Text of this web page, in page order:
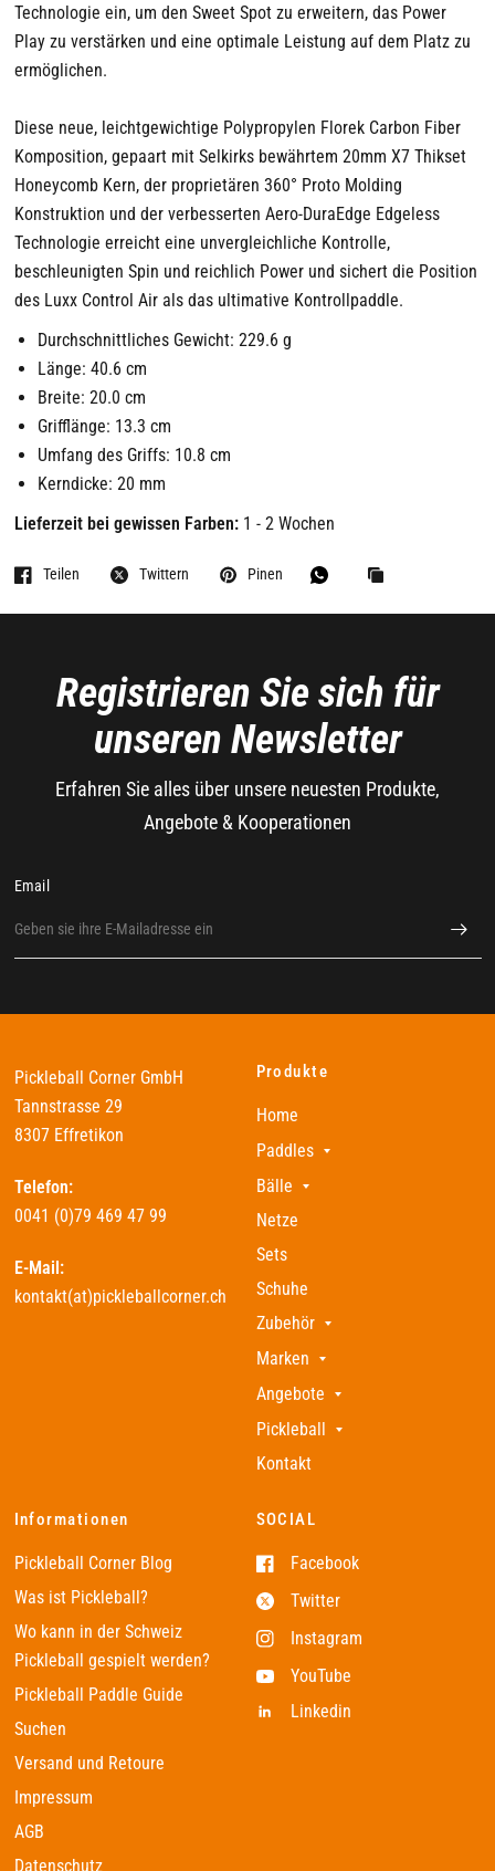
Technologie ein, um den Sweet Spot zu erweitern, das Power
Play zu verstärken und eine optimale Leistung auf dem Platz zu
ermöglichen.
Diese neue, leichtgewichtige Polypropylen Florek Carbon Fiber
Komposition, gepaart mit Selkirks bewährtem 20mm X7 Thikset
Honeycomb Kern, der proprietären 360° Proto Molding
Konstruktion und der verbesserten Aero-DuraEdge Edgeless
Technologie erreicht eine unvergleichliche Kontrolle,
beschleunigten Spin und reichlich Power und sichert die Position
des Luxx Control Air als das ultimative Kontrollpaddle.
Durchschnittliches Gewicht: 229.6 g
Länge: 40.6 cm
Breite: 20.0 cm
Grifflänge: 13.3 cm
Umfang des Griffs: 10.8 cm
Kerndicke: 20 mm
Lieferzeit bei gewissen Farben:1 - 2 Wochen
Teilen Twittern Pinen
Registrieren Sie sich für
unseren Newsletter
Erfahren Sie alles über unsere neuesten Produkte,
Angebote & Kooperationen
Email
Pickleball Corner GmbH
Tannstrasse 29
8307 Effretikon
Telefon:
0041 (0)79 469 47 99
E-Mail:
kontakt(at)pickleballcorner.ch
Produkte
Home
Paddles
Bälle
Netze
Sets
Schuhe
Zubehör
Marken
Angebote
Pickleball
Kontakt
Informationen
Pickleball Corner Blog
Was ist Pickleball?
Wo kann in der Schweiz
Pickleball gespielt werden?
Pickleball Paddle Guide
Suchen
Versand und Retoure
Impressum
AGB
Datenschutz
SOCIAL
Facebook
Twitter
Instagram
YouTube
Linkedin